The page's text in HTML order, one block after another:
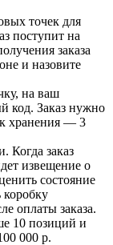
точек для
поступит на
заказа
и назовите
на ваш
код. Заказ нужно
хранения — 3
Когда заказ
извещение о
состояние
коробку
оплаты заказа.
10 позиций и
000 р.